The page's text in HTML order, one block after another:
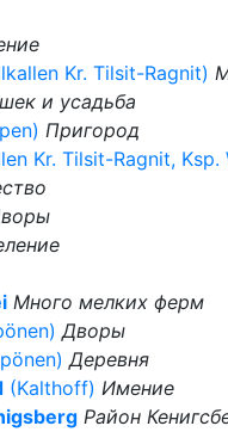
Kr. Tilsit-Ragnit)
и усадьба
Пригород
Kr. Tilsit-Ragnit, Ksp.
Много мелких ферм
Дворы
Деревня
(Kalthoff) Имение
Район